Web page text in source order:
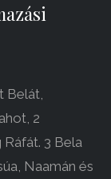
Belát,
2
3 Bela
Naamán és